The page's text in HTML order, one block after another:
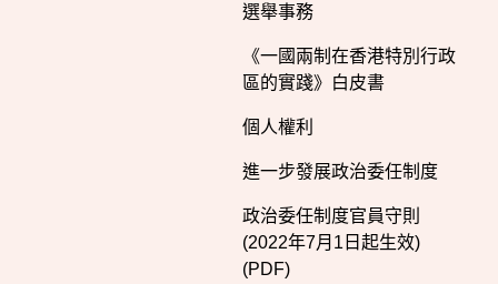
選舉事務
《一國兩制在香港特別行政
區的實踐》白皮書
個人權利
進一步發展政治委任制度
政治委任制度官員守則
(2022年7月1日起生效)
(PDF)